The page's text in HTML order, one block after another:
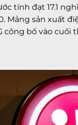
tính đạt 17.1
Mảng sản xuất
công bố vào cuối